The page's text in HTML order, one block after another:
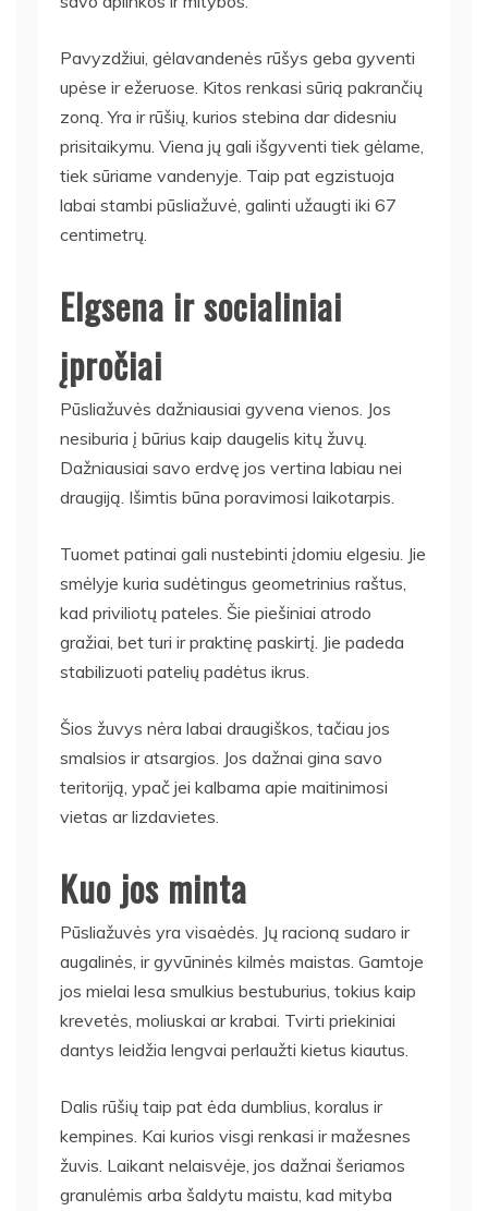
Pavyzdžiui, gėlavandenės rūšys geba gyventi
upėse ir ežeruose. Kitos renkasi sūrią pakrančių
zoną. Yra ir rūšių, kurios stebina dar didesniu
prisitaikymu. Viena jų gali išgyventi tiek gėlame,
tiek sūriame vandenyje. Taip pat egzistuoja
labai stambi pūsliažuvė, galinti užaugti iki 67
centimetrų.
Elgsena ir socialiniai
įpročiai
Pūsliažuvės dažniausiai gyvena vienos. Jos
nesiburia į būrius kaip daugelis kitų žuvų.
Dažniausiai savo erdvę jos vertina labiau nei
draugiją. Išimtis būna poravimosi laikotarpis.
Tuomet patinai gali nustebinti įdomiu elgesiu. Jie
smėlyje kuria sudėtingus geometrinius raštus,
kad priviliotų pateles. Šie piešiniai atrodo
gražiai, bet turi ir praktinę paskirtį. Jie padeda
stabilizuoti patelių padėtus ikrus.
Šios žuvys nėra labai draugiškos, tačiau jos
smalsios ir atsargios. Jos dažnai gina savo
teritoriją, ypač jei kalbama apie maitinimosi
vietas ar lizdavietes.
Kuo jos minta
Pūsliažuvės yra visaėdės. Jų racioną sudaro ir
augalinės, ir gyvūninės kilmės maistas. Gamtoje
jos mielai lesa smulkius bestuburius, tokius kaip
krevetės, moliuskai ar krabai. Tvirti priekiniai
dantys leidžia lengvai perlaužti kietus kiautus.
Dalis rūšių taip pat ėda dumblius, koralus ir
kempines. Kai kurios visgi renkasi ir mažesnes
žuvis. Laikant nelaisvėje, jos dažnai šeriamos
granulėmis arba šaldytu maistu, kad mityba